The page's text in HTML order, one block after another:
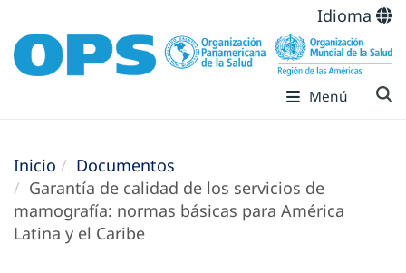
Idioma
Menú
Inicio
Documentos
Garantía de calidad de los servicios de
mamografía: normas básicas para América
Latina y el Caribe